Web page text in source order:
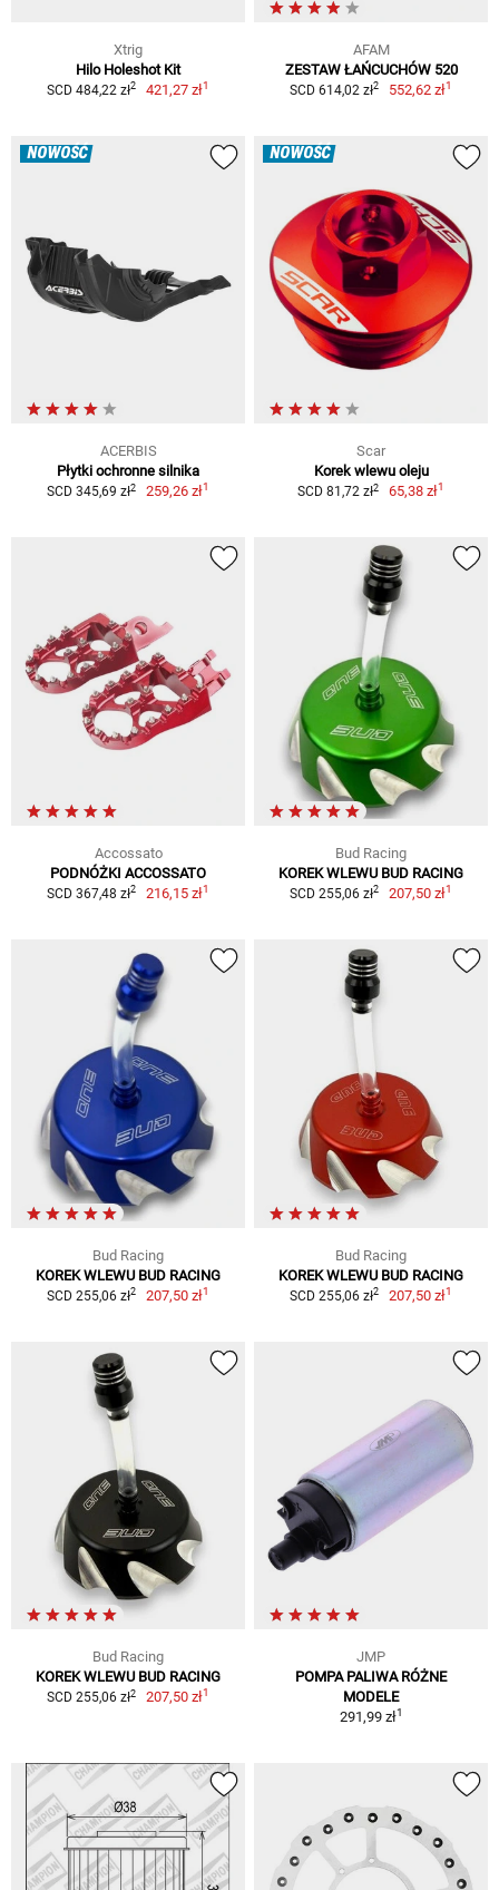
Xtrig
Hilo Holeshot Kit
SCD 484,22 zł2 421,27 zł1
AFAM
ZESTAW ŁAŃCUCHÓW 520
SCD 614,02 zł2 552,62 zł1
NOWOŚĆ
ACERBIS
Płytki ochronne silnika
SCD 345,69 zł2 259,26 zł1
NOWOŚĆ
Scar
Korek wlewu oleju
SCD 81,72 zł2 65,38 zł1
Accossato
PODNÓŻKI ACCOSSATO
SCD 367,48 zł2 216,15 zł1
Bud Racing
KOREK WLEWU BUD RACING
SCD 255,06 zł2 207,50 zł1
Bud Racing
KOREK WLEWU BUD RACING
SCD 255,06 zł2 207,50 zł1
Bud Racing
KOREK WLEWU BUD RACING
SCD 255,06 zł2 207,50 zł1
Bud Racing
KOREK WLEWU BUD RACING
SCD 255,06 zł2 207,50 zł1
JMP
POMPA PALIWA RÓŻNE
MODELE
291,99 zł1